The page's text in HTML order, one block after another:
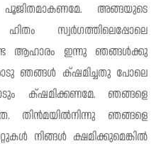
അങ്ങയുടെ
സ്വർഗത്തിലെപ്പോലെ
ആഹാരം ഇന്നു ഞങ്ങൾക്കു
ഞങ്ങൾ ക്‌ഷമിച്ചതു പോലെ
ക്‌ഷമിക്കണമേ. ഞങ്ങളെ
തിൻമയിൽനിന്നു ഞങ്ങളെ
നിങ്ങൾ ക്ഷമിക്കുമെങ്കിൽ